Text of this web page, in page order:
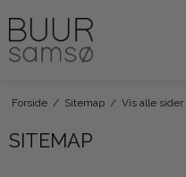
Forside / Sitemap / Vis alle sider
SITEMAP